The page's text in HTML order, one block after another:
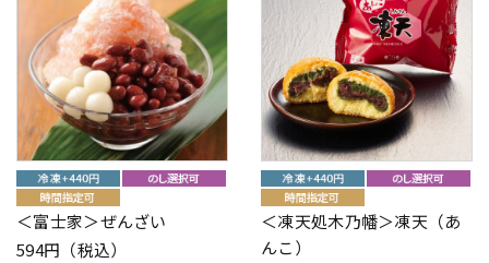
＜富士家＞ぜんざい
594円（税込）
＜凍天処木乃幡＞凍天（あ
んこ）